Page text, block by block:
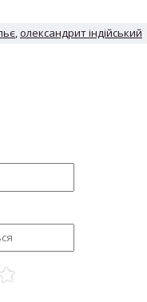
олександрит індійський